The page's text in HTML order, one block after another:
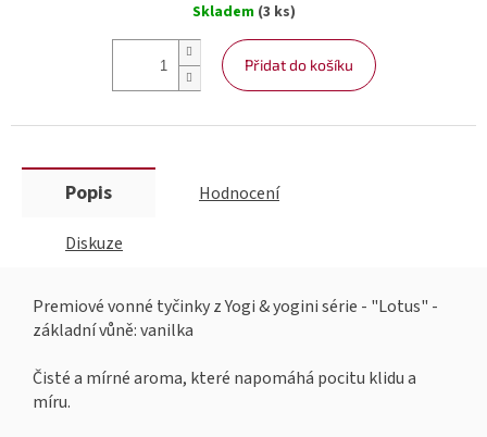
cena:
Skladem (3 ks)
Přidat do košíku
Popis Hodnocení
Diskuze
Premiové vonné tyčinky z Yogi & yogini série - "Lotus" -
základní vůně: vanilka
Čisté a mírné aroma, které napomáhá pocitu klidu a
míru.